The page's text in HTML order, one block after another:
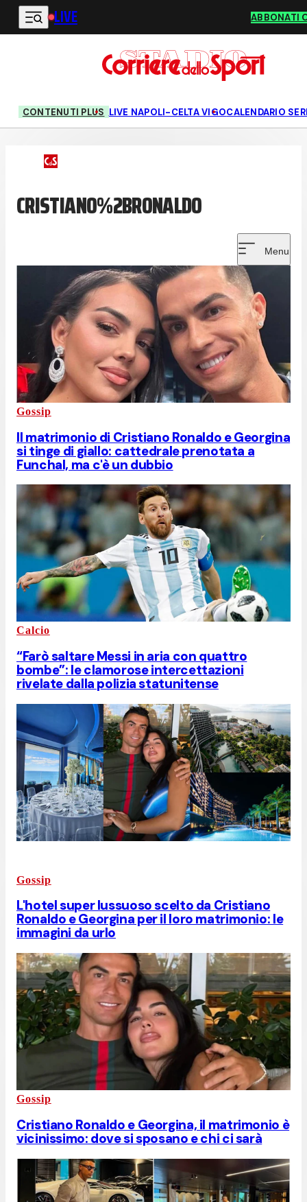
Vai al contenuto principale
LIVE ABBONATI
CONTENUTI PLUS LIVE NAPOLI-CELTA VIGOCALENDARIO
CRISTIANO%2BRONALDO
Menu
Gossip
Il matrimonio di Cristiano Ronaldo e Georgina
si tinge di giallo: cattedrale prenotata a
Funchal, ma c'è un dubbio
Calcio
“Farò saltare Messi in aria con quattro
bombe”: le clamorose intercettazioni
rivelate dalla polizia statunitense
Gossip
L'hotel super lussuoso scelto da Cristiano
Ronaldo e Georgina per il loro matrimonio: le
immagini da urlo
Gossip
Cristiano Ronaldo e Georgina, il matrimonio è
vicinissimo: dove si sposano e chi ci sarà